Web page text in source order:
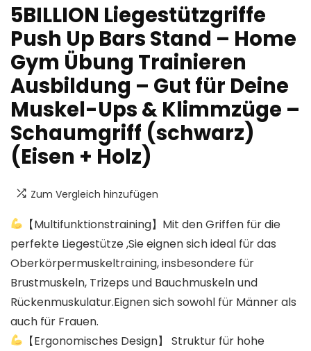
5BILLION Liegestützgriffe
Push Up Bars Stand – Home
Gym Übung Trainieren
Ausbildung – Gut für Deine
Muskel-Ups & Klimmzüge –
Schaumgriff (schwarz)
(Eisen + Holz)
Zum Vergleich hinzufügen
【Multifunktionstraining】Mit den Griffen für die
perfekte Liegestütze ,Sie eignen sich ideal für das
Oberkörpermuskeltraining, insbesondere für
Brustmuskeln, Trizeps und Bauchmuskeln und
Rückenmuskulatur.Eignen sich sowohl für Männer als
auch für Frauen.
【Ergonomisches Design】 Struktur für hohe